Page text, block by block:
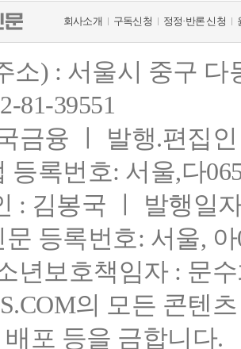
회사소개 구독신청 정정·반론 신청
소) : 서울시 중구
81-39551
금융 ㅣ 발행.편집
등록번호: 서울,다
: 김봉국 ㅣ 발행일
등록번호: 서울,
년보호책임자 : 문
의 모든 콘텐
포 등을 금합니다.